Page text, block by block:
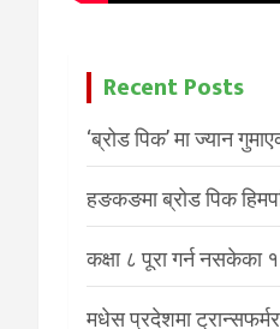
Recent Posts
‘ब्रोड पिक’ मा ज्यान
हङकङमा ब्रोड पिक
कक्षा ८ पूरा गर्न नसकेका
मधेस प्रदेशमा